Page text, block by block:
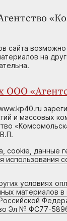
сайта
на
ООО
и массовых
cookie, данные
использования
условиях
материалов
Эл № ФС77-